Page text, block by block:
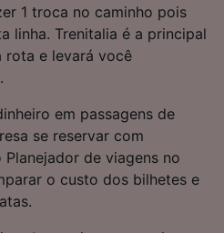
1 troca no caminho pois
linha. Trenitalia é a principal
rota e levará você
em passagens de
se reservar com
de viagens no
o custo dos bilhetes e